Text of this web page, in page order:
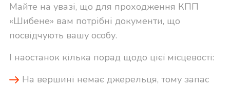
Майте на увазі, що для проходження КПП
«Шибене» вам потрібні документи, що
посвідчують вашу особу.
І наостанок кілька порад щодо цієї місцевості:
На вершині немає джерельця, тому запас